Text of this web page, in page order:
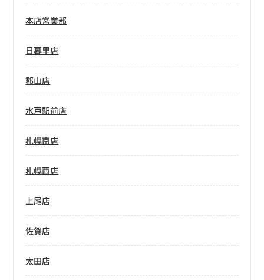
本店営業部
日暮里店
郡山店
水戸駅前店
札幌南店
札幌西店
上尾店
佐賀店
太田店